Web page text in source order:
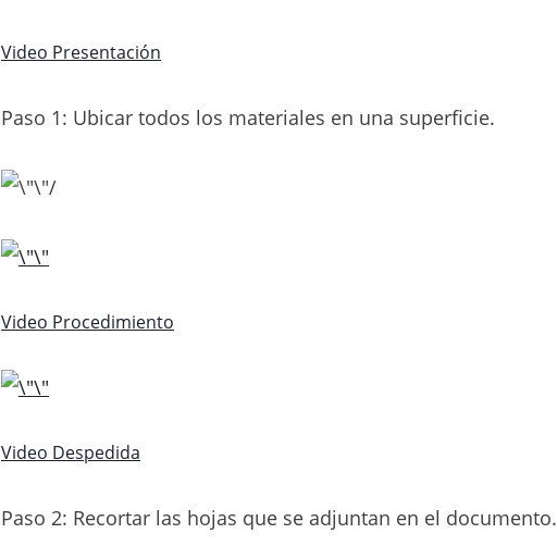
Video Presentación
Paso 1: Ubicar todos los materiales en una superficie.
Video Procedimiento
Video Despedida
Paso 2: Recortar las hojas que se adjuntan en el documento.